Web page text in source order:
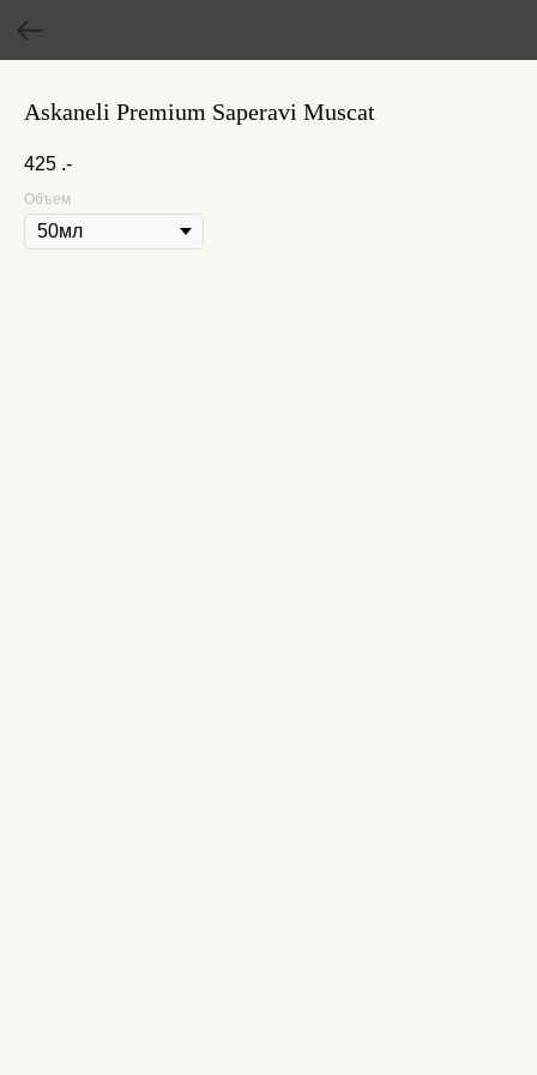
Askaneli Premium Saperavi Muscat
425 .-
Объем